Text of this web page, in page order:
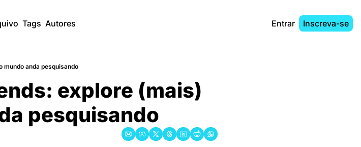
Tags Autores Entrar Inscreva-se
mundo anda pesquisando
explore (mais)
pesquisando